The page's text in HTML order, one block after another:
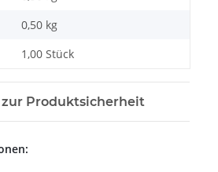
0,50 kg
1,00 Stück
Produktsicherheit